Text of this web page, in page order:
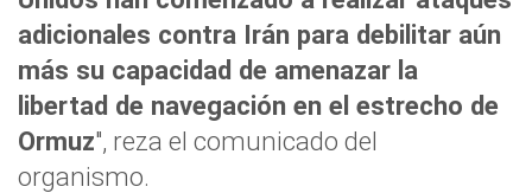
adicionales contra Irán para debilitar aún
más su capacidad de amenazar la
libertad de navegación en el estrecho de
Ormuz", reza el comunicado del
organismo.